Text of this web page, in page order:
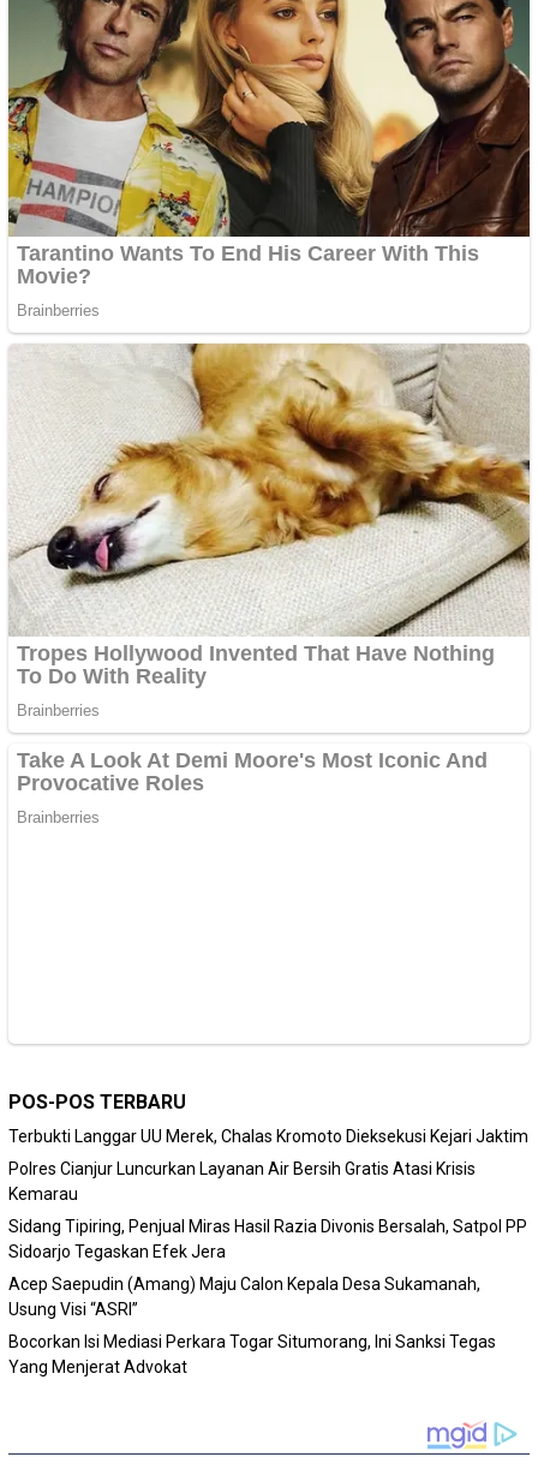
POS-POS TERBARU
Terbukti Langgar UU Merek, Chalas Kromoto Dieksekusi Kejari Jaktim
Polres Cianjur Luncurkan Layanan Air Bersih Gratis Atasi Krisis
Kemarau
Sidang Tipiring, Penjual Miras Hasil Razia Divonis Bersalah, Satpol PP
Sidoarjo Tegaskan Efek Jera
Acep Saepudin (Amang) Maju Calon Kepala Desa Sukamanah,
Usung Visi “ASRI”
Bocorkan Isi Mediasi Perkara Togar Situmorang, Ini Sanksi Tegas
Yang Menjerat Advokat